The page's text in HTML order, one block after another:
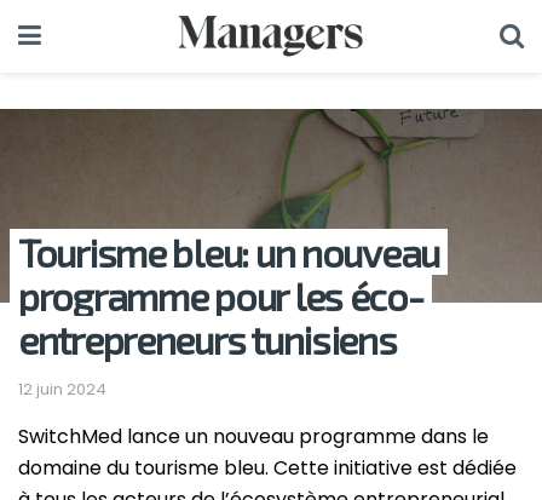
Tourisme bleu: un nouveau
programme pour les éco-
entrepreneurs tunisiens
12 juin 2024
SwitchMed lance un nouveau programme dans le
domaine du tourisme bleu. Cette initiative est dédiée